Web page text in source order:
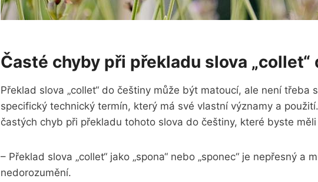
Časté chyby při překladu slova „collet“
Překlad slova „collet“ do češtiny může být matoucí, ale⁣ není ⁢třeba
specifický technický termín,⁣ který ​má své vlastní⁤ významy a
častých chyb při ⁢překladu tohoto slova do češtiny, které byste
– Překlad slova „collet“ jako „spona“ nebo „sponec“ je nepřesný ⁤a
nedorozumění.